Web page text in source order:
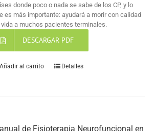
donde poco o nada se sabe de los CP, y lo
es más importante: ayudará a morir con calidad
vida a muchos pacientes terminales.
DESCARGAR PDF
Añadir al carrito Detalles
de Fisioterapia Neurofuncional en